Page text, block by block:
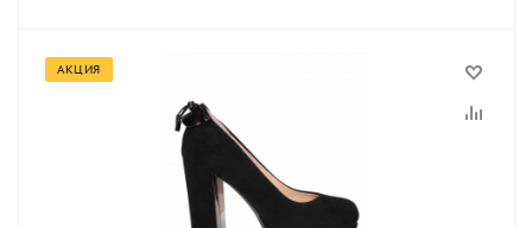
АКЦИЯ